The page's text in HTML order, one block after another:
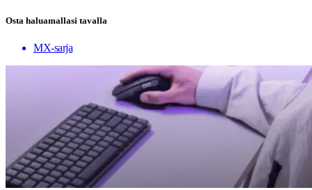
Osta haluamallasi tavalla
MX-sarja